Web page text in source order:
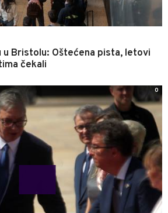
u Bristolu: Oštećena pista, letovi
čekali
0